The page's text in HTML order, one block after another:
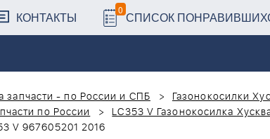
КОНТАКТЫ 0 СПИСОК
запчасти - по России и СПБ
Газонокосилки
по России
LC353 V Газонокосилка
V 967605201 2016